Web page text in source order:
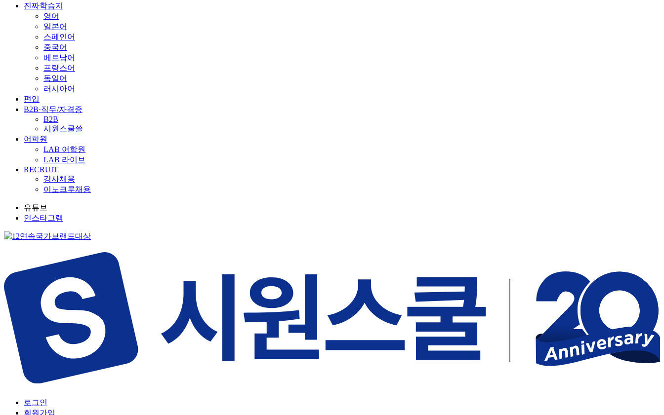
진짜학습지
영어
일본어
스페인어
중국어
베트남어
프랑스어
독일어
러시아어
편입
B2B·직무/자격증
B2B
시원스쿨쓸
어학원
LAB 어학원
LAB 라이브
RECRUIT
강사채용
이노크루채용
유튜브
인스타그램
로그인
회원가입